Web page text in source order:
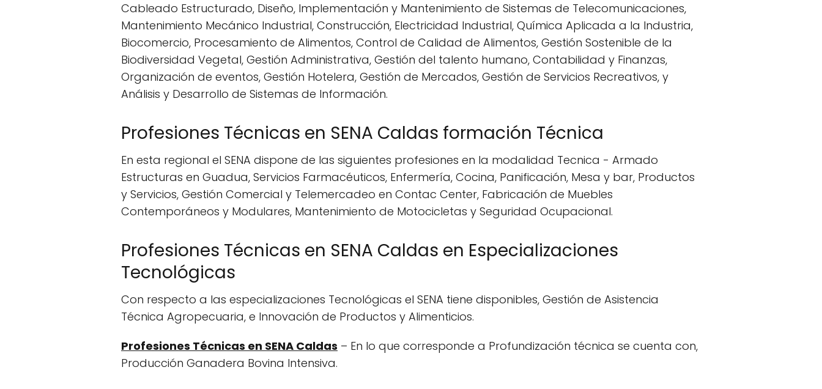
Cableado Estructurado, Diseño, Implementación y Mantenimiento de Sistemas de Telecomunicaciones,
Mantenimiento Mecánico Industrial, Construcción, Electricidad Industrial, Química Aplicada a la Industria,
Biocomercio, Procesamiento de Alimentos, Control de Calidad de Alimentos, Gestión Sostenible de la
Biodiversidad Vegetal, Gestión Administrativa, Gestión del talento humano, Contabilidad y Finanzas,
Organización de eventos, Gestión Hotelera, Gestión de Mercados, Gestión de Servicios Recreativos, y
Análisis y Desarrollo de Sistemas de Información.
Profesiones Técnicas en SENA Caldas formación Técnica
En esta regional el SENA dispone de las siguientes profesiones en la modalidad Tecnica - Armado
Estructuras en Guadua, Servicios Farmacéuticos, Enfermería, Cocina, Panificación, Mesa y bar, Productos
y Servicios, Gestión Comercial y Telemercadeo en Contac Center, Fabricación de Muebles
Contemporáneos y Modulares, Mantenimiento de Motocicletas y Seguridad Ocupacional.
Profesiones Técnicas en SENA Caldas en Especializaciones
Tecnológicas
Con respecto a las especializaciones Tecnológicas el SENA tiene disponibles, Gestión de Asistencia
Técnica Agropecuaria, e Innovación de Productos y Alimenticios.
Profesiones Técnicas en SENA Caldas – En lo que corresponde a Profundización técnica se cuenta con,
Producción Ganadera Bovina Intensiva.